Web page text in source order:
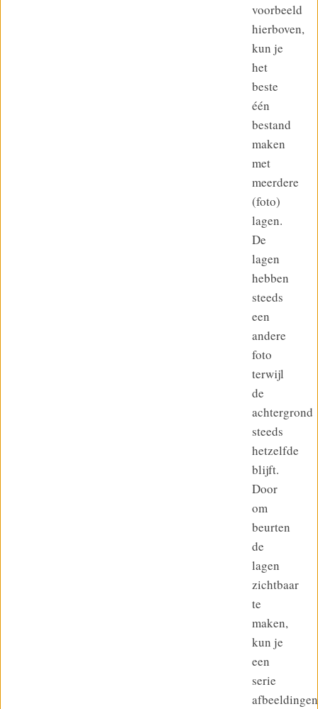
voorbeeld
hierboven,
kun je
het
beste
één
bestand
maken
met
meerdere
(foto)
lagen.
De
lagen
hebben
steeds
een
andere
foto
terwijl
de
achtergrond
steeds
hetzelfde
blijft.
Door
om
beurten
de
lagen
zichtbaar
te
maken,
kun je
een
serie
afbeeldingen